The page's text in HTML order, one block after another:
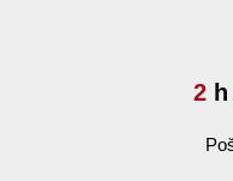
2 h